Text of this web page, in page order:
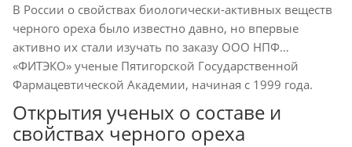
В России о свойствах биологически-активных веществ
черного ореха было известно давно, но впервые
активно их стали изучать по заказу ООО НПФ
«ФИТЭКО» ученые Пятигорской Государственной
Фармацевтической Академии, начиная с 1999 года.
Открытия ученых о составе и
свойствах черного ореха